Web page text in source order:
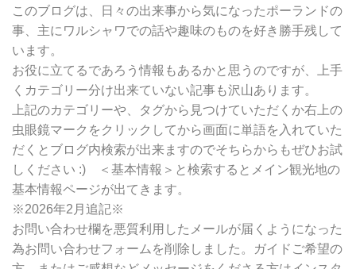
別
検
このブログは、日々の出来事から気になったポーランドの
事、主にワルシャワでの話や趣味のものを好き勝手残して
います。
お役に立てるであろう情報もあるかと思うのですが、上手
くカテゴリー分け出来ていない記事も沢山あります。
上記のカテゴリーや、タグから見つけていただくか右上の
虫眼鏡マークをクリックしてから画面に単語を入れていた
だくとブログ内検索が出来ますのでそちらからもぜひお試
しください :) ＜基本情報＞と検索するとメイン観光地の
基本情報ページが出てきます。
※2026年2月追記※
お問い合わせ欄を悪質利用したメールが届くようになった
為お問い合わせフォームを削除しました。ガイドご希望の